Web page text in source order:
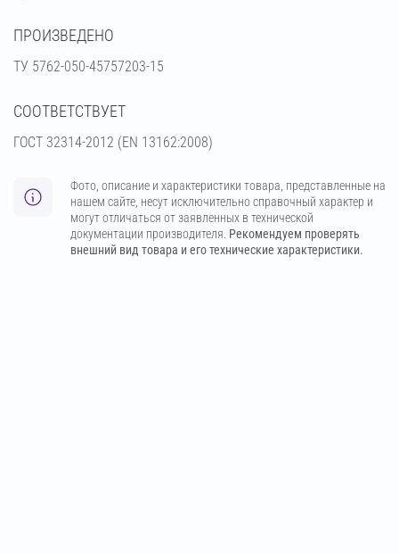
ПРОИЗВЕДЕНО
ТУ 5762-050-45757203-15
СООТВЕТСТВУЕТ
ГОСТ 32314-2012 (ЕN 13162:2008)
Фото, описание и характеристики товара, представленные на
нашем сайте, несут исключительно справочный характер и
могут отличаться от заявленных в технической
документации производителя. Рекомендуем проверять
внешний вид товара и его технические характеристики.